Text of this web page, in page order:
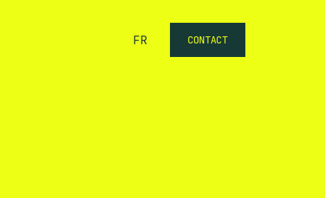
FR CONTACT